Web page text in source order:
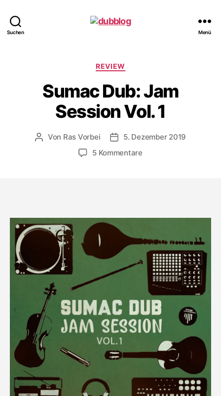
Suchen Menü
Kategorien
REVIEW
Sumac Dub: Jam
Session Vol. 1
Beitragsautor
Von Ras Vorbei Veröffentlichungsdatum
5. Dezember 2019
5 Kommentarezu
1